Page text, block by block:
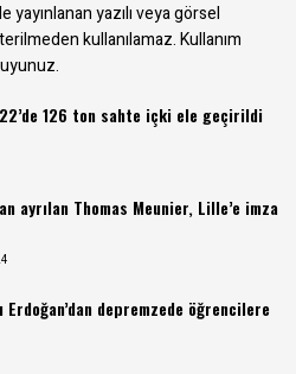
yazılı veya görsel
kullanılamaz.Kullanım
126 ton sahte içki ele geçirildi
ayrılan Thomas Meunier, Lille’e imza
Erdoğan’dan depremzede öğrencilere